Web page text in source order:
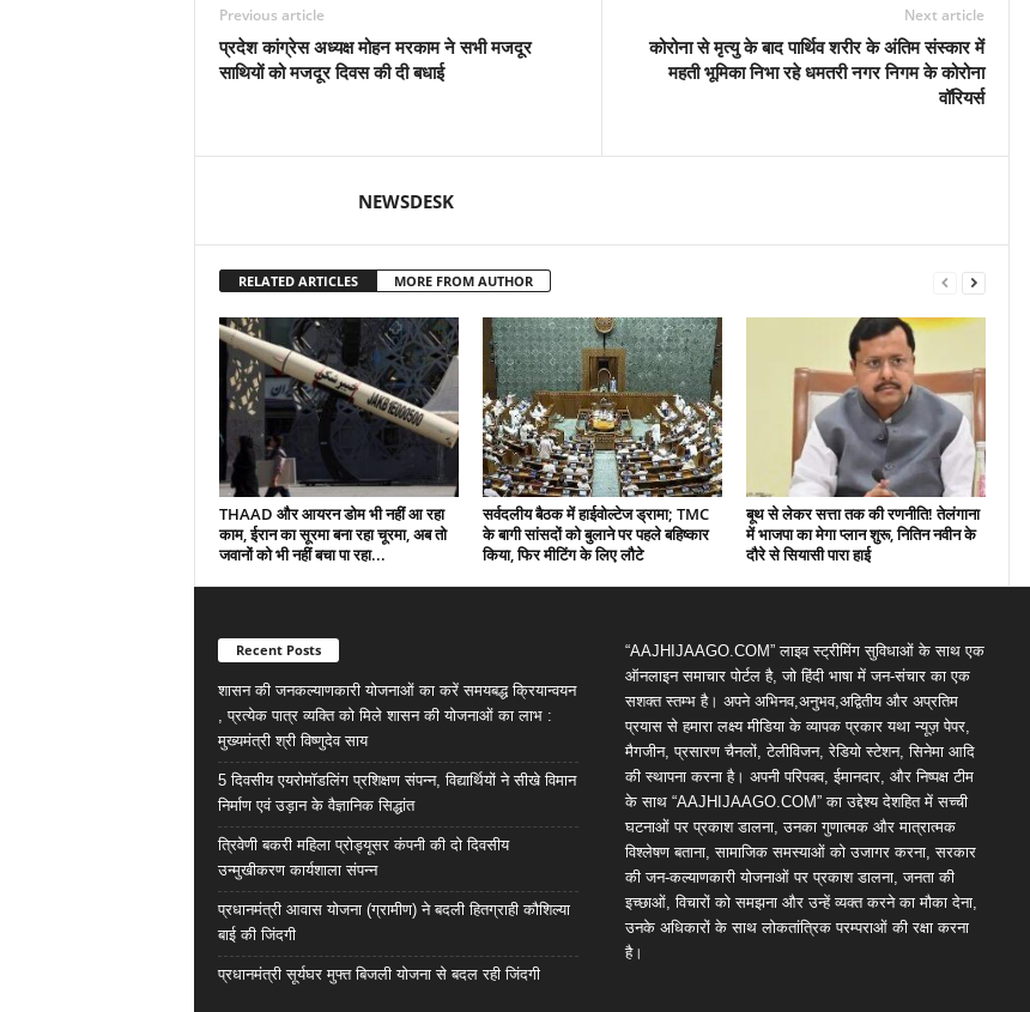
Previous article
प्रदेश कांग्रेस अध्यक्ष मोहन मरकाम ने सभी मजदूर
साथियों को मजदूर दिवस की दी बधाई
Next article
कोरोना से मृत्यु के बाद पार्थिव शरीर के अंतिम संस्कार में
महती भूमिका निभा रहे धमतरी नगर निगम के कोरोना
वॉरियर्स
NEWSDESK
RELATED ARTICLES MORE FROM AUTHOR
THAAD और आयरन डोम भी नहीं आ रहा
काम, ईरान का सूरमा बना रहा चूरमा, अब तो
जवानों को भी नहीं बचा पा रहा...
सर्वदलीय बैठक में हाईवोल्टेज ड्रामा; TMC
के बागी सांसदों को बुलाने पर पहले बहिष्कार
किया, फिर मीटिंग के लिए लौटे
बूथ से लेकर सत्ता तक की रणनीति! तेलंगाना
में भाजपा का मेगा प्लान शुरू, नितिन नवीन के
दौरे से सियासी पारा हाई
Recent Posts
शासन की जनकल्याणकारी योजनाओं का करें समयबद्ध क्रियान्वयन
, प्रत्येक पात्र व्यक्ति को मिले शासन की योजनाओं का लाभ :
मुख्यमंत्री श्री विष्णुदेव साय
5 दिवसीय एयरोमॉडलिंग प्रशिक्षण संपन्न, विद्यार्थियों ने सीखे विमान
निर्माण एवं उड़ान के वैज्ञानिक सिद्धांत
त्रिवेणी बकरी महिला प्रोड्यूसर कंपनी की दो दिवसीय
उन्मुखीकरण कार्यशाला संपन्न
प्रधानमंत्री आवास योजना (ग्रामीण) ने बदली हितग्राही कौशिल्या
बाई की जिंदगी
प्रधानमंत्री सूर्यघर मुफ्त बिजली योजना से बदल रही जिंदगी
“AAJHIJAAGO.COM” लाइव स्ट्रीमिंग सुविधाओं के साथ एक
ऑनलाइन समाचार पोर्टल है, जो हिंदी भाषा में जन-संचार का एक
सशक्त स्तम्भ है। अपने अभिनव,अनुभव,अद्वितीय और अप्रतिम
प्रयास से हमारा लक्ष्य मीडिया के व्यापक प्रकार यथा न्यूज़ पेपर,
मैगजीन, प्रसारण चैनलों, टेलीविजन, रेडियो स्टेशन, सिनेमा आदि
की स्थापना करना है। अपनी परिपक्व, ईमानदार, और निष्पक्ष टीम
के साथ “AAJHIJAAGO.COM” का उद्देश्य देशहित में सच्ची
घटनाओं पर प्रकाश डालना, उनका गुणात्मक और मात्रात्मक
विश्लेषण बताना, सामाजिक समस्याओं को उजागर करना, सरकार
की जन-कल्याणकारी योजनाओं पर प्रकाश डालना, जनता की
इच्छाओं, विचारों को समझना और उन्हें व्यक्त करने का मौका देना,
उनके अधिकारों के साथ लोकतांत्रिक परम्पराओं की रक्षा करना
है।